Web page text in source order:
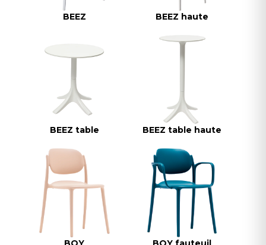
BEEZ BEEZ haute
BEEZ table BEEZ table haute